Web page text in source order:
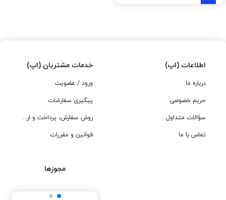
اطلاعات (اپ)
درباره ما
حریم خصوصی
سؤالات متداول
تماس با ما
خدمات مشتریان (اپ)
ورود / عضویت
پیگیری سفارشات
روش سفارش، پرداخت و ارسال
قوانین و مقررات
مجوزها